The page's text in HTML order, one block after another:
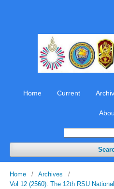
Home Current
Home / Archives
/
Vol 12 (2560): The 12th RSU